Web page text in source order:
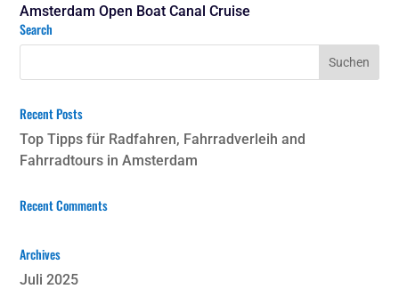
Amsterdam Open Boat Canal Cruise
Search
Recent Posts
Top Tipps für Radfahren, Fahrradverleih and
Fahrradtours in Amsterdam
Recent Comments
Archives
Juli 2025